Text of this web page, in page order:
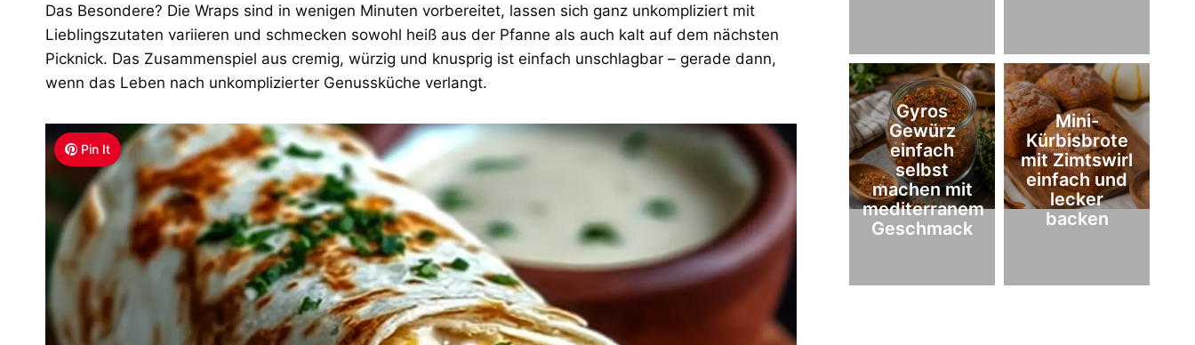
Das Besondere? Die Wraps sind in wenigen Minuten vorbereitet, lassen sich ganz unkompliziert mit
Lieblingszutaten variieren und schmecken sowohl heiß aus der Pfanne als auch kalt auf dem nächsten
Picknick. Das Zusammenspiel aus cremig, würzig und knusprig ist einfach unschlagbar – gerade dann,
wenn das Leben nach unkomplizierter Genussküche verlangt.
Pin It
Gyros
Gewürz
einfach
selbst
machen mit
mediterranem
Geschmack
Mini-
Kürbisbrote
mit Zimtswirl
einfach und
lecker
backen